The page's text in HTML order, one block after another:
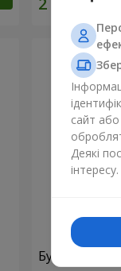
Букет
сайт
Деякі